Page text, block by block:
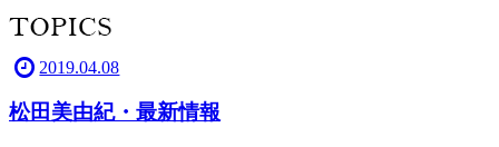
2019.04.08
松田美由紀・最新情報